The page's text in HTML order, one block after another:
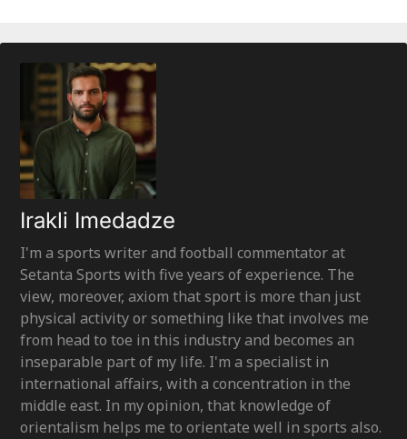
Irakli Imedadze
I'm a sports writer and football commentator at
Setanta Sports with five years of experience. The
view, moreover, axiom that sport is more than just
physical activity or something like that involves me
from head to toe in this industry and becomes an
inseparable part of my life. I'm a specialist in
international affairs, with a concentration in the
middle east. In my opinion, that knowledge of
orientalism helps me to orientate well in sports also.